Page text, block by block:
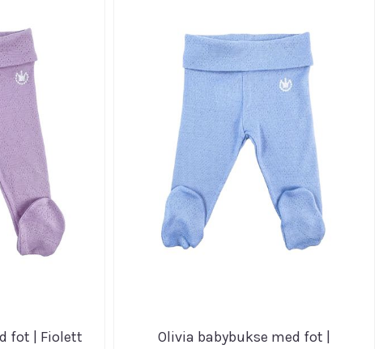
fot | Fiolett Olivia babybukse med fot |